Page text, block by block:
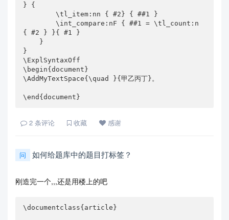
} {
        \tl_item:nn { #2} { ##1 }
        \int_compare:nF { ##1 = \tl_count:n
{ #2 } }{ #1 }
}
\ExplSyntaxOff
\begin{document}
\AddMyTextSpace{\quad }{甲乙丙丁}。
\end{document}
2 条评论 收藏 感谢
问 如何给题库中的题目打标签？
刚造完一个,,,还是用楼上的吧
\documentclass{article}